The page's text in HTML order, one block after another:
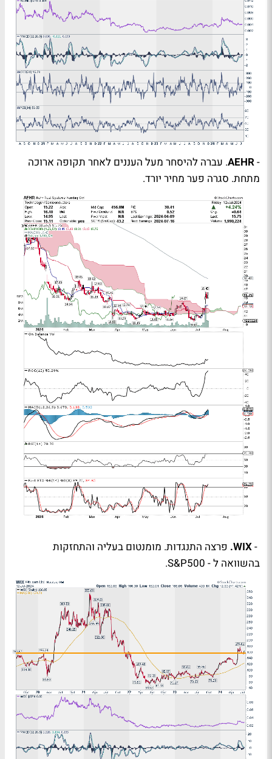
-
AEHR. עברה להיסחר מעל העננים לאחר תקופה ארוכה
מתחת. סגרה פער מחיר יורד.
-
WIX
. פרצה התנגדות. מומנטום בעליה והתחזקות
בהשוואה ל - S&P500
.